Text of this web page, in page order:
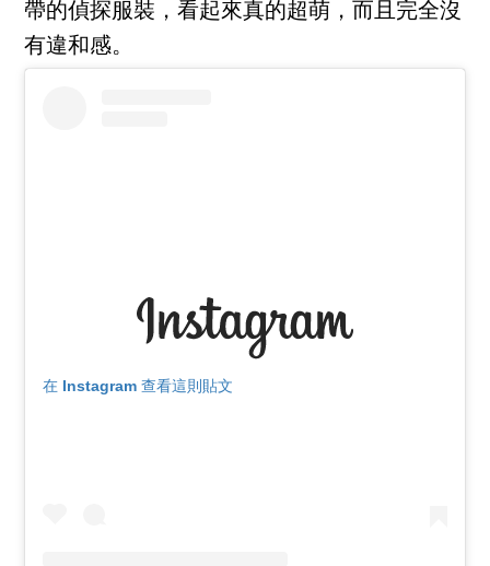
帶的偵探服裝，看起來真的超萌，而且完全沒
有違和感。
在 Instagram 查看這則貼文